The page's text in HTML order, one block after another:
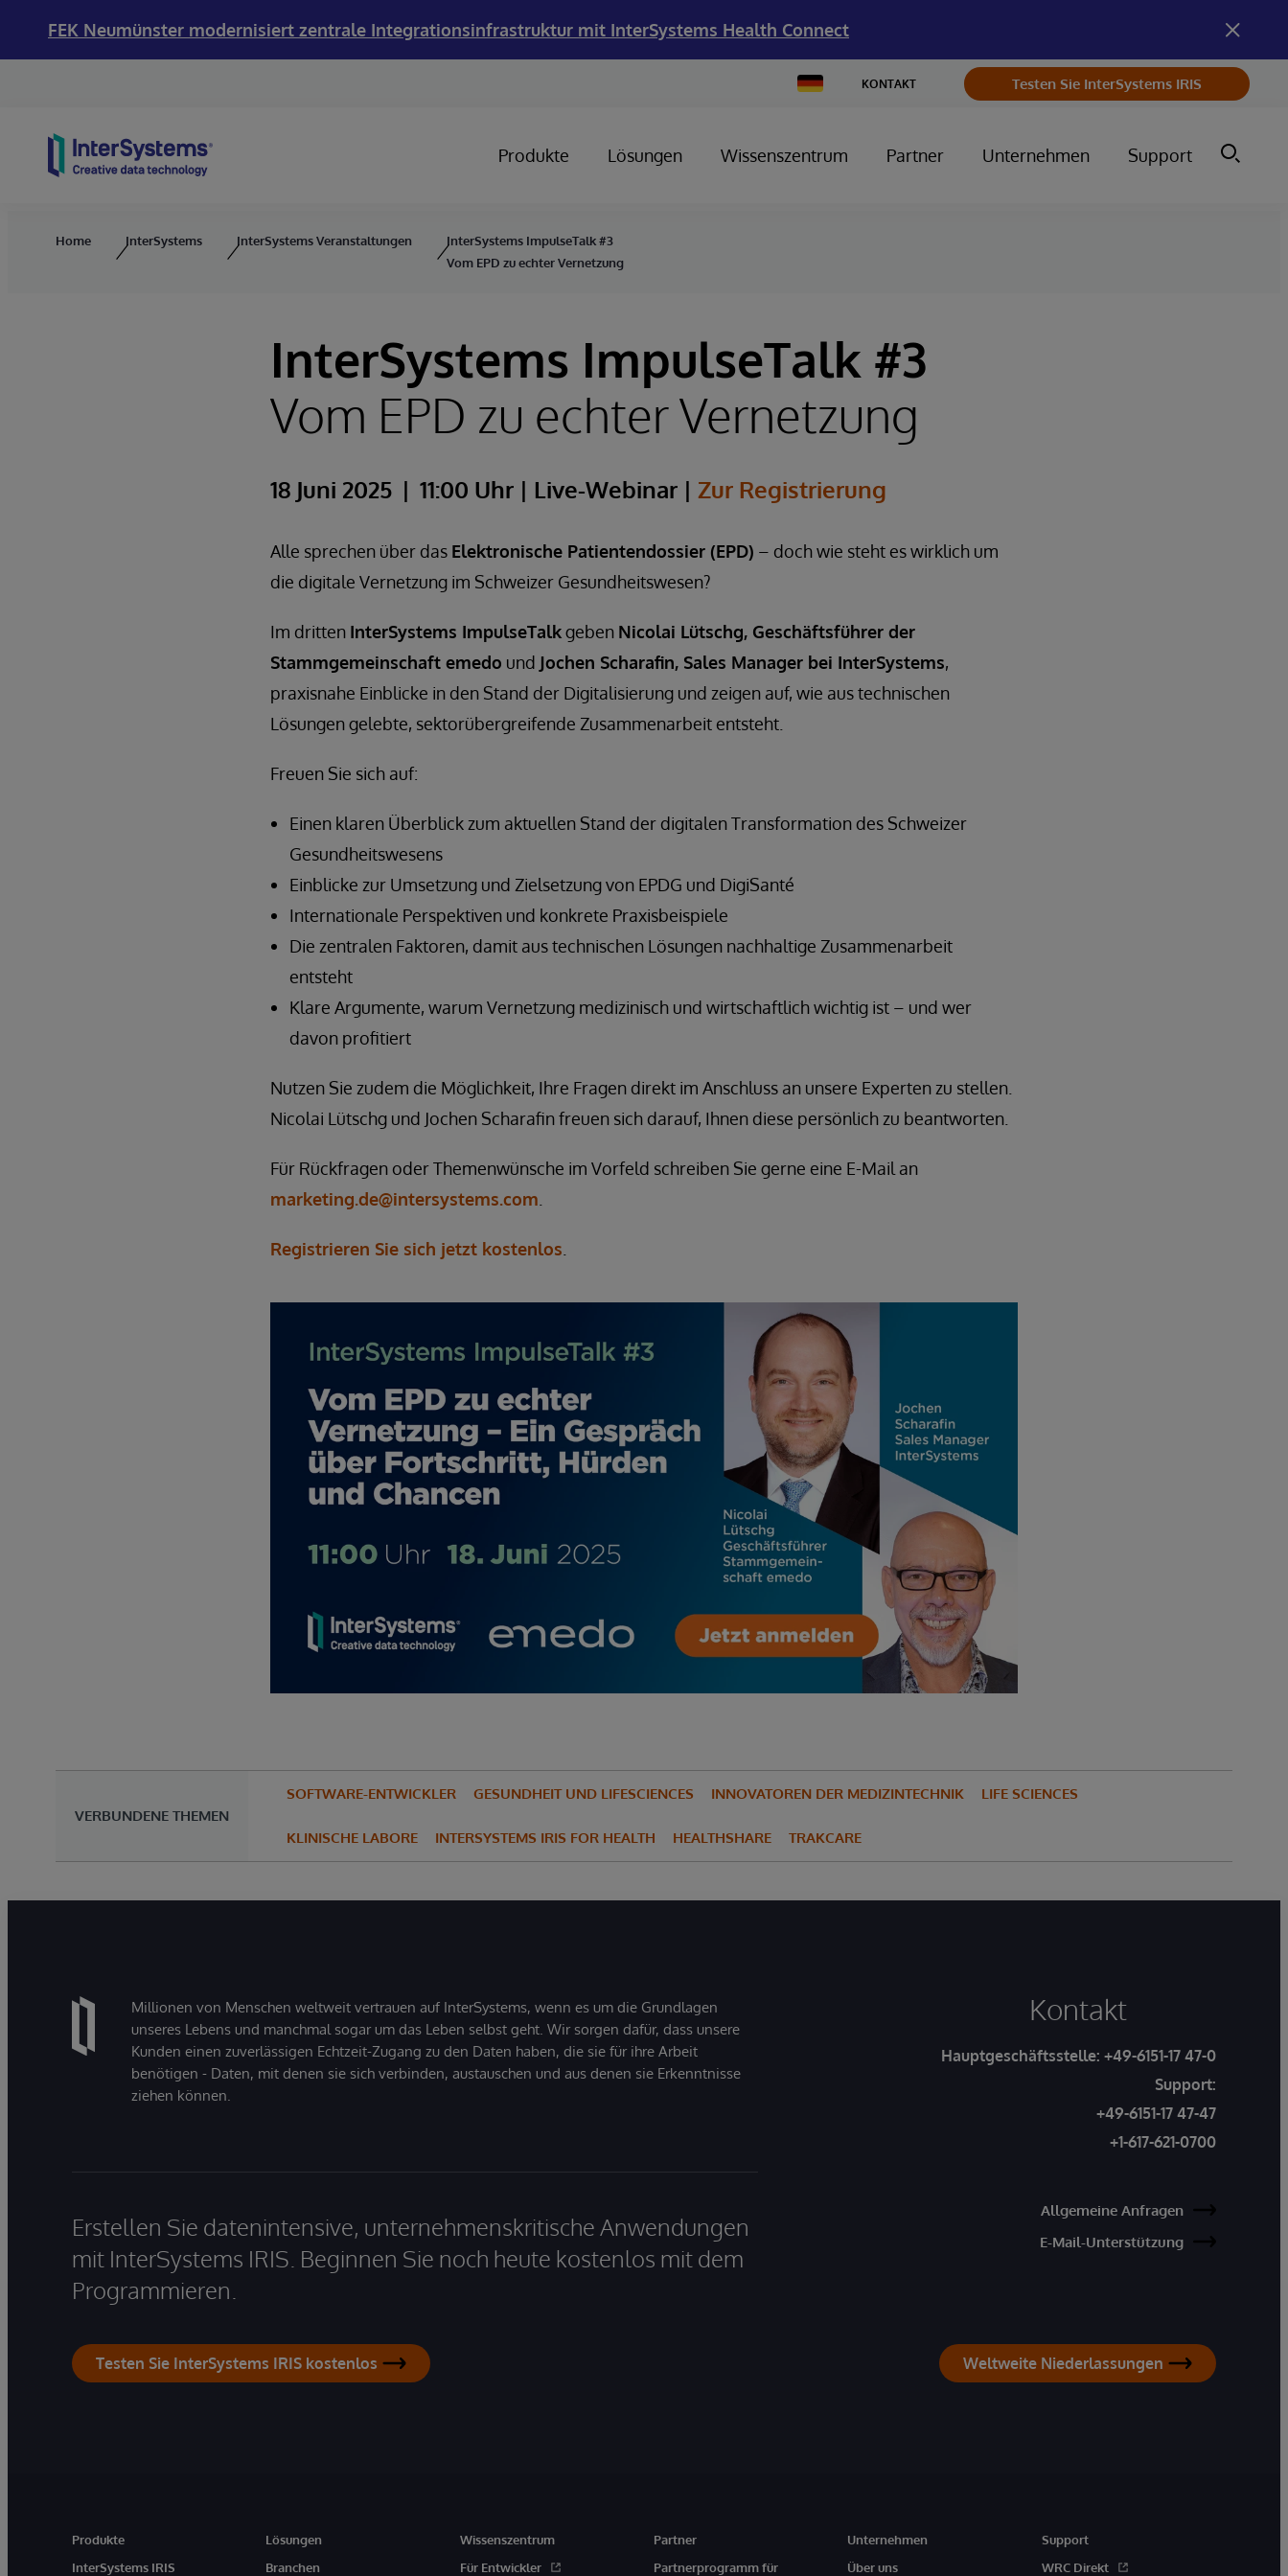
FEK Neumünster modernisiert zentrale Integrationsinfrastruktur mit InterSystems Health Connect
Change
Country
KONTAKT Testen Sie InterSystems IRIS
Produkte Lösungen Wissenszentrum Partner Unternehmen Support
Home InterSystems InterSystems Veranstaltungen
InterSystems ImpulseTalk #3
Vom EPD zu echter Vernetzung
InterSystems ImpulseTalk #3
Vom EPD zu echter Vernetzung
18 Juni 2025 11:00 Uhr | Live-Webinar | Zur Registrierung
Alle sprechen über das Elektronische Patientendossier (EPD) – doch wie steht es wirklich um
die digitale Vernetzung im Schweizer Gesundheitswesen?
Im dritten InterSystems ImpulseTalkgeben Nicolai Lütschg, Geschäftsführer der
Stammgemeinschaft emedo und Jochen Scharafin, Sales Manager bei InterSystems,
praxisnahe Einblicke in den Stand der Digitalisierung und zeigen auf, wie aus technischen
Lösungen gelebte, sektorübergreifende Zusammenarbeit entsteht.
Freuen Sie sich auf:
Einen klaren Überblick zum aktuellen Stand der digitalen Transformation des Schweizer
Gesundheitswesens
Einblicke zur Umsetzung und Zielsetzung von EPDG und DigiSanté
Internationale Perspektiven und konkrete Praxisbeispiele
Die zentralen Faktoren, damit aus technischen Lösungen nachhaltige Zusammenarbeit
entsteht
Klare Argumente, warum Vernetzung medizinisch und wirtschaftlich wichtig ist – und wer
davon profitiert
Nutzen Sie zudem die Möglichkeit, Ihre Fragen direkt im Anschluss an unsere Experten zu stellen.
Nicolai Lütschg und Jochen Scharafin freuen sich darauf, Ihnen diese persönlich zu beantworten.
Für Rückfragen oder Themenwünsche im Vorfeld schreiben Sie gerne eine E-Mail an
marketing.de@intersystems.com
Registrieren Sie sich jetzt kostenlos
VERBUNDENE THEMEN
SOFTWARE-ENTWICKLER GESUNDHEIT UND LIFESCIENCES INNOVATOREN DER MEDIZINTECHNIK LIFE SCIENCES
KLINISCHE LABORE INTERSYSTEMS IRIS FOR HEALTH HEALTHSHARE TRAKCARE
Millionen von Menschen weltweit vertrauen auf InterSystems, wenn es um die Grundlagen
unseres Lebens und manchmal sogar um das Leben selbst geht. Wir sorgen dafür, dass unsere
Kunden einen zuverlässigen Echtzeit-Zugang zu den Daten haben, die sie für ihre Arbeit
benötigen - Daten, mit denen sie sich verbinden, austauschen und aus denen sie Erkenntnisse
ziehen können.
Erstellen Sie datenintensive, unternehmenskritische Anwendungen
mit InterSystems IRIS. Beginnen Sie noch heute kostenlos mit dem
Programmieren.
Testen Sie InterSystems IRIS kostenlos
Kontakt
Hauptgeschäftsstelle: +49-6151-17 47-0
Support:
+49-6151-17 47-47
+1-617-621-0700
Allgemeine Anfragen
E-Mail-Unterstützung
Weltweite Niederlassungen
Produkte
InterSystems IRIS
Lösungen
Branchen
Wissenszentrum
Für Entwickler
Partner
Partnerprogramm für
Unternehmen
Über uns
Support
WRC Direkt